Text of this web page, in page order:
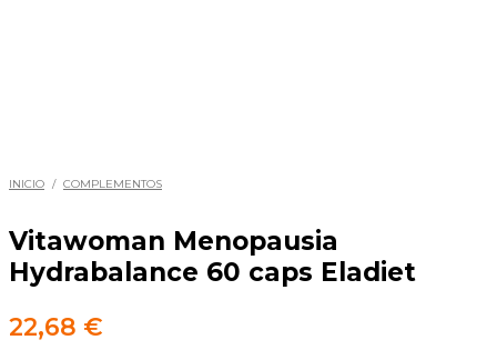
INICIO / COMPLEMENTOS
Vitawoman Menopausia
Hydrabalance 60 caps Eladiet
22,68 €